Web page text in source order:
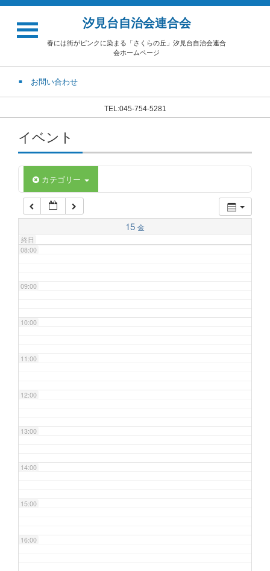
汐見台自治会連合会
春には街がピンクに染まる「さくらの丘」汐見台自治会連合
会ホームページ
お問い合わせ
TEL:045-754-5281
イベント
カテゴリー
15 金
終日
02:00
03:00
05:00
06:00
07:00
08:00
09:00
10:00
11:00
12:00
13:00
14:00
15:00
16:00